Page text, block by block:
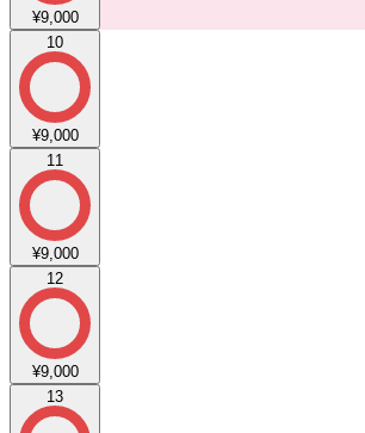
¥9,000
10
¥9,000
11
¥9,000
12
¥9,000
13